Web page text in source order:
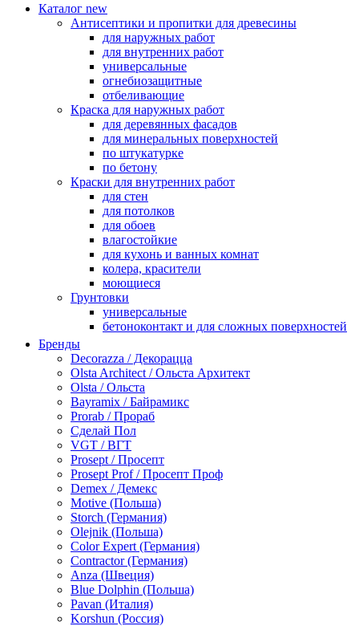
Каталог new
Антисептики и пропитки для древесины
для наружных работ
для внутренних работ
универсальные
огнебиозащитные
отбеливающие
Краска для наружных работ
для деревянных фасадов
для минеральных поверхностей
по штукатурке
по бетону
Краски для внутренних работ
для стен
для потолков
для обоев
влагостойкие
для кухонь и ванных комнат
колера, красители
моющиеся
Грунтовки
универсальные
бетоноконтакт и для сложных поверхностей
по металлу
антикорозийные
под декоративные штукатурки
для гипсокартона
под штукатурку
Герметик
акриловые
силиконовые универсальные, нейтральные
силиконовые санитарные (антигрибковые)
шовные для срубов
для кровли
для каминов
полиуретановые
Декоративные штукатурки и краски
краски для декора, патина
мокрый шелк
венецианские (эффект мрамора)
песок (эффект песчаных вихрей)
декоративная шпаклевка
Бренды
Decorazza / Декорацца
Olsta Architect / Ольста Архитект
Olsta / Ольста
Bayramix / Байрамикс
Prorab / Прораб
Сделай Пол
VGT / ВГТ
Prosept / Просепт
Prosept Prof / Просепт Проф
Demex / Демекс
Motive (Польша)
Storch (Германия)
Olejnik (Польша)
Color Expert (Германия)
Contractor (Германия)
Anza (Швеция)
Blue Dolphin (Польша)
Pavan (Италия)
Korshun (Россия)